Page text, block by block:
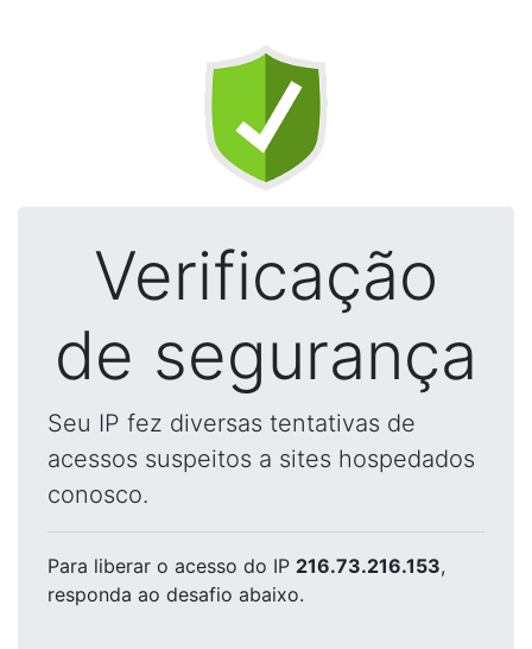
Verificação
de segurança
Seu IP fez diversas tentativas de
acessos suspeitos a sites hospedados
conosco.
Para liberar o acesso do IP 216.73.216.153,
responda ao desafio abaixo.